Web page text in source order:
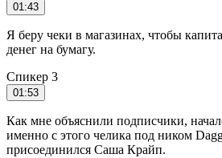
01:43
Я беру чеки в магазинах, чтобы
денег на бумагу.
Спикер 3
01:53
Как мне объяснили подписчики,
именно с этого челика под ником
присоединился Саша Крайп.